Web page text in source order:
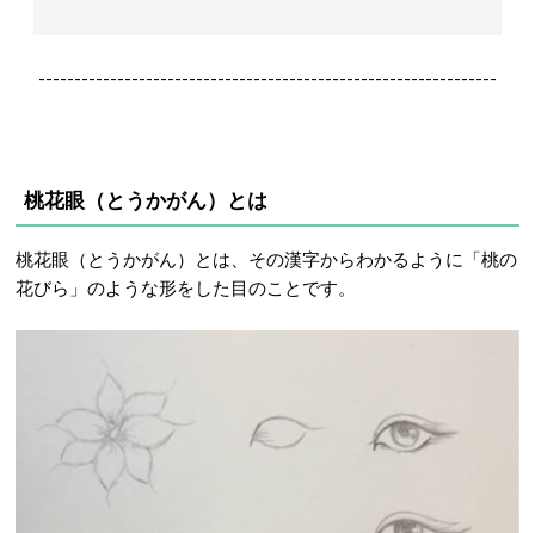
----------------------------------------------------------------
桃花眼（とうかがん）とは
桃花眼（とうかがん）とは、その漢字からわかるように「桃の
花びら」のような形をした目のことです。